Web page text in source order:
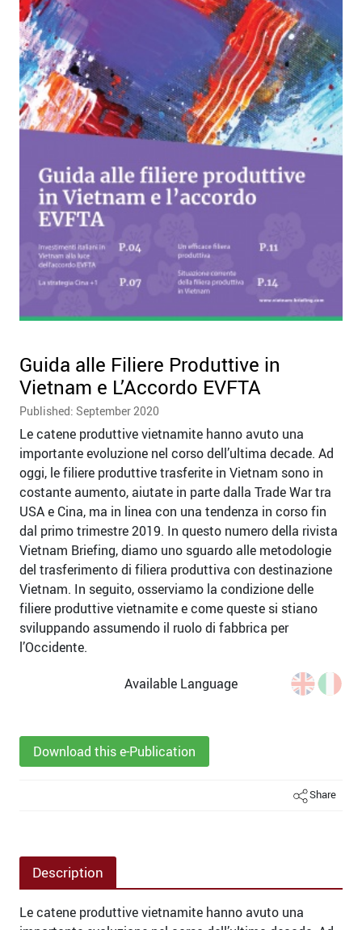
Guida alle Filiere Produttive in
Vietnam e L’Accordo EVFTA
Published: September 2020
Le catene produttive vietnamite hanno avuto una
importante evoluzione nel corso dell’ultima decade. Ad
oggi, le filiere produttive trasferite in Vietnam sono in
costante aumento, aiutate in parte dalla Trade War tra
USA e Cina, ma in linea con una tendenza in corso fin
dal primo trimestre 2019. In questo numero della rivista
Vietnam Briefing, diamo uno sguardo alle metodologie
del trasferimento di filiera produttiva con destinazione
Vietnam. In seguito, osserviamo la condizione delle
filiere produttive vietnamite e come queste si stiano
sviluppando assumendo il ruolo di fabbrica per
l’Occidente.
Available Language
Download this e-Publication
Share
Description
Le catene produttive vietnamite hanno avuto una